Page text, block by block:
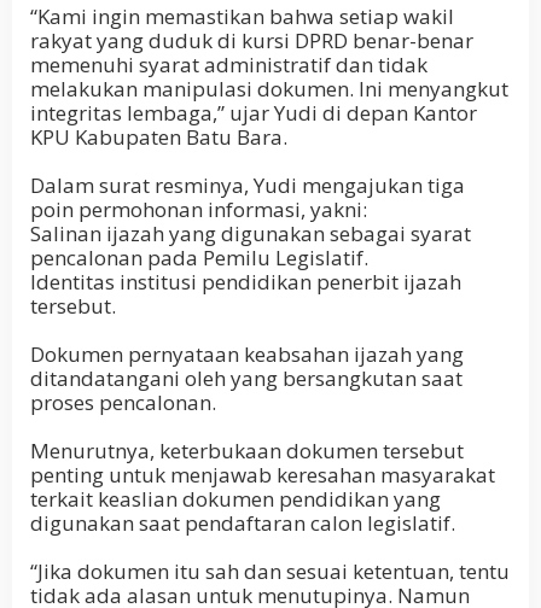
“Kami ingin memastikan bahwa setiap wakil
rakyat yang duduk di kursi DPRD benar-benar
memenuhi syarat administratif dan tidak
melakukan manipulasi dokumen. Ini menyangkut
integritas lembaga,” ujar Yudi di depan Kantor
KPU Kabupaten Batu Bara.
Dalam surat resminya, Yudi mengajukan tiga
poin permohonan informasi, yakni:
Salinan ijazah yang digunakan sebagai syarat
pencalonan pada Pemilu Legislatif.
Identitas institusi pendidikan penerbit ijazah
tersebut.
Dokumen pernyataan keabsahan ijazah yang
ditandatangani oleh yang bersangkutan saat
proses pencalonan.
Menurutnya, keterbukaan dokumen tersebut
penting untuk menjawab keresahan masyarakat
terkait keaslian dokumen pendidikan yang
digunakan saat pendaftaran calon legislatif.
“Jika dokumen itu sah dan sesuai ketentuan, tentu
tidak ada alasan untuk menutupinya. Namun